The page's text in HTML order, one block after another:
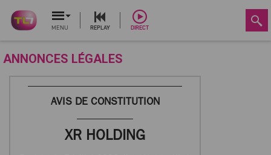
MENU REPLAY DIRECT
ANNONCES LÉGALES
AVIS DE CONSTITUTION
XR HOLDING